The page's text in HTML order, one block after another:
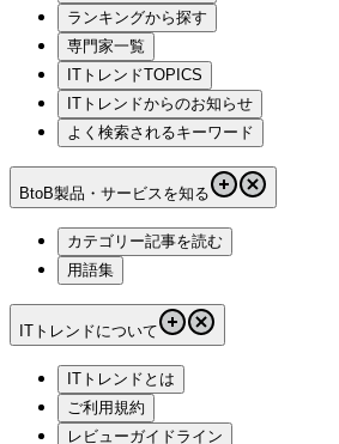
ランキングから探す
専門家一覧
ITトレンドTOPICS
ITトレンドからのお知らせ
よく検索されるキーワード
BtoB製品・サービスを知る
カテゴリー記事を読む
用語集
ITトレンドについて
ITトレンドとは
ご利用規約
レビューガイドライン